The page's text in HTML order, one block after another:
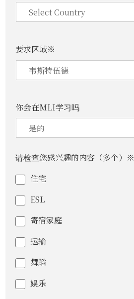
要求区域※
你会在MLI学习吗
请检查您感兴趣的内容（多个）※
住宅
ESL
寄宿家庭
运输
舞蹈
娱乐